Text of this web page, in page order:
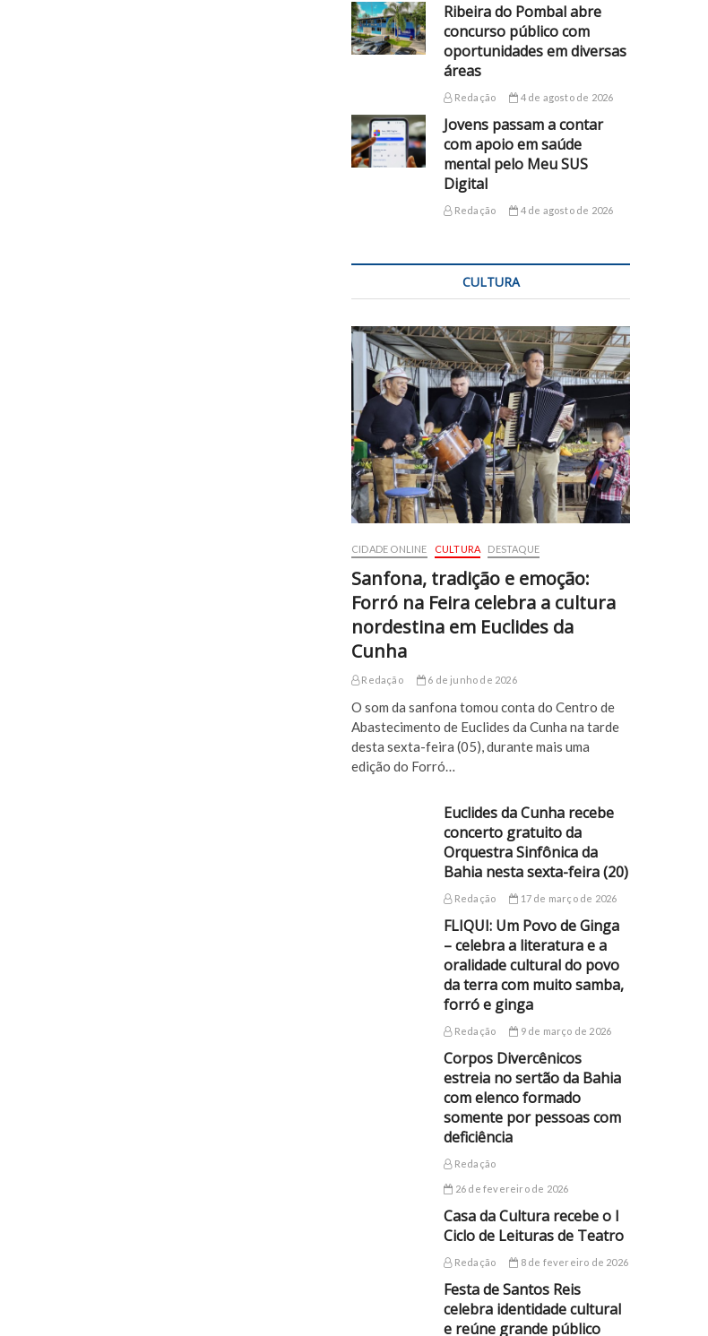
Ribeira do Pombal abre
concurso público com
oportunidades em diversas
áreas
Redação 4 de agosto de 2026
Jovens passam a contar
com apoio em saúde
mental pelo Meu SUS
Digital
Redação 4 de agosto de 2026
CULTURA
CIDADE ONLINE CULTURA DESTAQUE
Sanfona, tradição e emoção:
Forró na Feira celebra a cultura
nordestina em Euclides da
Cunha
Redação 6 de junho de 2026
O som da sanfona tomou conta do Centro de
Abastecimento de Euclides da Cunha na tarde
desta sexta-feira (05), durante mais uma
edição do Forró…
Euclides da Cunha recebe
concerto gratuito da
Orquestra Sinfônica da
Bahia nesta sexta-feira (20)
Redação 17 de março de 2026
FLIQUI: Um Povo de Ginga
– celebra a literatura e a
oralidade cultural do povo
da terra com muito samba,
forró e ginga
Redação 9 de março de 2026
Corpos Divercênicos
estreia no sertão da Bahia
com elenco formado
somente por pessoas com
deficiência
Redação
26 de fevereiro de 2026
Casa da Cultura recebe o I
Ciclo de Leituras de Teatro
Redação 8 de fevereiro de 2026
Festa de Santos Reis
celebra identidade cultural
e reúne grande público